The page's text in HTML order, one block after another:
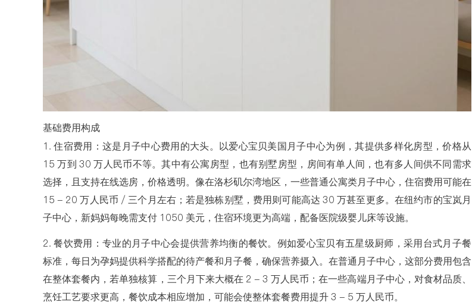
基础费用构成
1. 住宿费用：这是月子中心费用的大头。以爱心宝贝美国月子中心为例，其提供多样化房型，价格从
15 万到 30 万人民币不等。其中有公寓房型，也有别墅房型，房间有单人间，也有多人间供不同需求
选择，且支持在线选房，价格透明。像在洛杉矶尔湾地区，一些普通公寓类月子中心，住宿费用可能在
15 - 20 万人民币 / 三个月左右；若是独栋别墅，费用则可能高达 30 万甚至更多。在纽约市的宝岚月
子中心，新妈妈每晚需支付 1050 美元，住宿环境更为高端，配备医院级婴儿床等设施。
2. 餐饮费用：专业的月子中心会提供营养均衡的餐饮。例如爱心宝贝有五星级厨师，采用台式月子餐
标准，每日为孕妈提供科学搭配的待产餐和月子餐，确保营养摄入。在普通月子中心，这部分费用包含
在整体套餐内，若单独核算，三个月下来大概在 2 - 3 万人民币；在一些高端月子中心，对食材品质、
烹饪工艺要求更高，餐饮成本相应增加，可能会使整体套餐费用提升 3 - 5 万人民币。